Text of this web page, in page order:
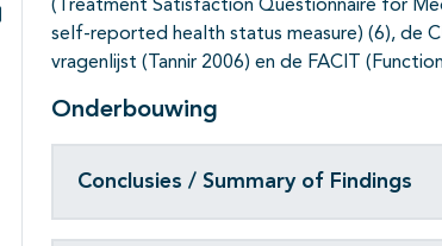
Subpagina's open- en dichtklappen
(Treatment Satisfaction Questionnaire for
self-reported health status measure) (6), de
vragenlijst (Tannir 2006) en de FACIT
Onderbouwing
Conclusies / Summary of Findings